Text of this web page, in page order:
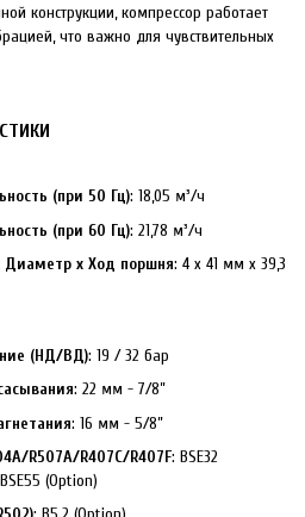
конструкции, компрессор работает
что важно для чувствительных
(при 50 Гц): 18,05 м³/ч
(при 60 Гц): 21,78 м³/ч
Диаметр x Ход поршня: 4 x 41 мм x 39,3
(НД/ВД): 19 / 32 бар
: 22 мм - 7/8”
: 16 мм - 5/8”
R507A/R407C/R407F: BSE32
(Option)